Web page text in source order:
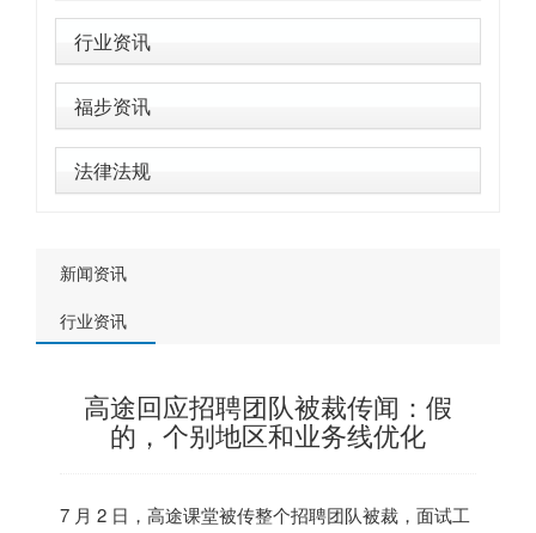
行业资讯
福步资讯
法律法规
新闻资讯
行业资讯
高途回应招聘团队被裁传闻：假
的，个别地区和业务线优化
7 月 2 日，高途课堂被传整个招聘团队被裁，面试工